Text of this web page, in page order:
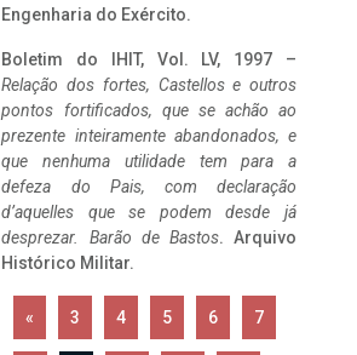
Engenharia do Exército.
Boletim do IHIT, Vol. LV, 1997 –
Relação dos fortes, Castellos e outros
pontos fortificados, que se achão ao
prezente inteiramente abandonados, e
que nenhuma utilidade tem para a
defeza do Pais, com declaração
d’aquelles que se podem desde já
desprezar. Barão de Bastos. Arquivo
Histórico Militar.
« 3 4 5 6 7